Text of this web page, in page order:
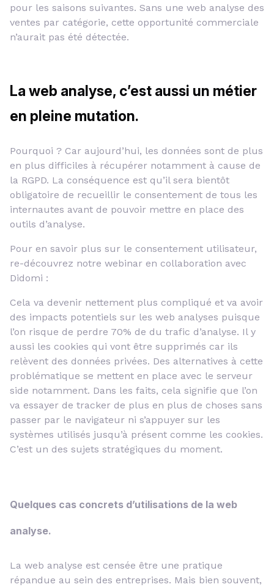
pour les saisons suivantes. Sans une web analyse des
ventes par catégorie, cette opportunité commerciale
n’aurait pas été détectée.
La web analyse, c’est aussi un métier
en pleine mutation.
Pourquoi ? Car aujourd’hui, les données sont de plus
en plus difficiles à récupérer notamment à cause de
la RGPD. La conséquence est qu’il sera bientôt
obligatoire de recueillir le consentement de tous les
internautes avant de pouvoir mettre en place des
outils d’analyse.
Pour en savoir plus sur le consentement utilisateur,
re-découvrez notre webinar en collaboration avec
Didomi :
Cela va devenir nettement plus compliqué et va avoir
des impacts potentiels sur les web analyses puisque
l’on risque de perdre 70% de du trafic d’analyse. Il y
aussi les cookies qui vont être supprimés car ils
relèvent des données privées. Des alternatives à cette
problématique se mettent en place avec le serveur
side notamment. Dans les faits, cela signifie que l’on
va essayer de tracker de plus en plus de choses sans
passer par le navigateur ni s’appuyer sur les
systèmes utilisés jusqu’à présent comme les cookies.
C’est un des sujets stratégiques du moment.
Quelques cas concrets d’utilisations de la web
analyse.
La web analyse est censée être une pratique
répandue au sein des entreprises. Mais bien souvent,